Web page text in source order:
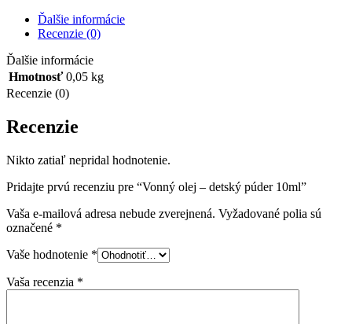
Ďalšie informácie
Recenzie (0)
Ďalšie informácie
Hmotnosť 0,05 kg
Recenzie (0)
Recenzie
Nikto zatiaľ nepridal hodnotenie.
Pridajte prvú recenziu pre “Vonný olej – detský púder 10ml”
Vaša e-mailová adresa nebude zverejnená. Vyžadované polia sú
označené *
Vaše hodnotenie *
Vaša recenzia *